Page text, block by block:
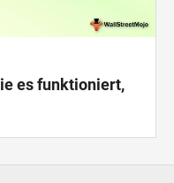
es funktioniert,